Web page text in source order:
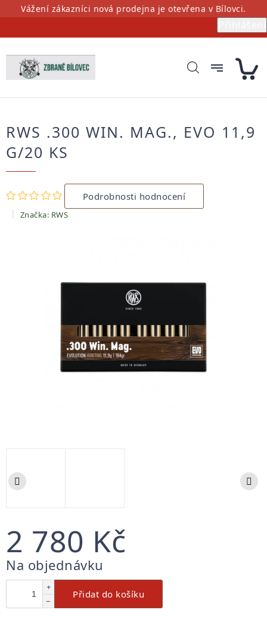
PřejítVážení zákazníci nová prodejna je otevřena v Bílovci.
RWS .300 WIN. MAG., EVO 11,9
G/20 KS
Průměrné
hodnocení
produktu
je
Podrobnosti hodnocení
Značka: RWS
2 780 Kč
Měrná
Na objednávku
+
−
Přidat do košíku